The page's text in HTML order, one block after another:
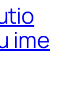
ime